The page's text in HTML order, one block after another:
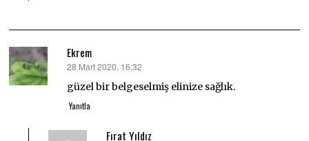
Ekrem
dedi
ki:
28 Mart 2020, 16:32
güzel bir belgeselmiş elinize sağlık.
Yanıtla
Fırat Yıldız